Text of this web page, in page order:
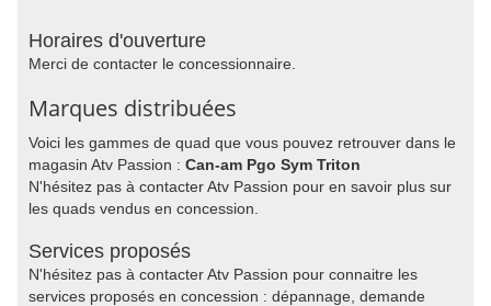
Horaires d'ouverture
Merci de contacter le concessionnaire.
Marques distribuées
Voici les gammes de quad que vous pouvez retrouver dans le
magasin Atv Passion : Can-am Pgo Sym Triton
N'hésitez pas à contacter Atv Passion pour en savoir plus sur
les quads vendus en concession.
Services proposés
N'hésitez pas à contacter Atv Passion pour connaitre les
services proposés en concession : dépannage, demande